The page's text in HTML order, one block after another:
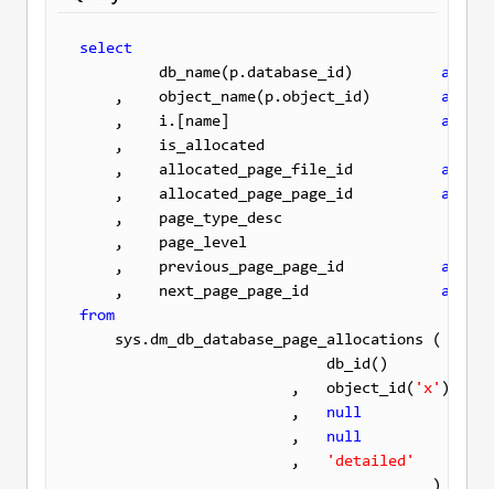
select
         db_name(p.database_id)
as
    ,    object_name(p.object_id)
as
    ,    i.[name]
as
    ,    is_allocated
    ,    allocated_page_file_id
as
    ,    allocated_page_page_id
as
    ,    page_type_desc
    ,    page_level
    ,    previous_page_page_id
as
    ,    next_page_page_id
as
from
    sys.dm_db_database_page_allocations (
                            db_id()
                        ,   object_id(
'x' )
                        ,
null
                        ,
null
                        ,
'detailed'